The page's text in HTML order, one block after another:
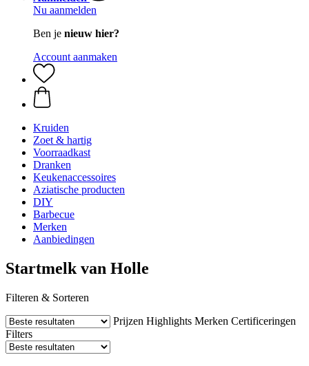
Nu aanmelden
Ben je nieuw hier?
Account aanmaken
Kruiden
Zoet & hartig
Voorraadkast
Dranken
Keukenaccessoires
Aziatische producten
DIY
Barbecue
Merken
Aanbiedingen
Startmelk van Holle
Filteren & Sorteren
Prijzen Highlights Merken Certificeringen
Filters